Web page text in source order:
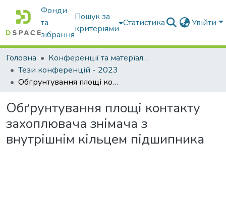
Фонди
та
зібрання
Пошук за
критеріями
Статистика Увійти
Головна
Конференції та матеріали конференцій
Тези конференцій - 2023
Обґрунтування площі контакту захоплювача знімача з внутрішнім кільцем підшипника
Обґрунтування площі контакту
захоплювача знімача з
внутрішнім кільцем підшипника